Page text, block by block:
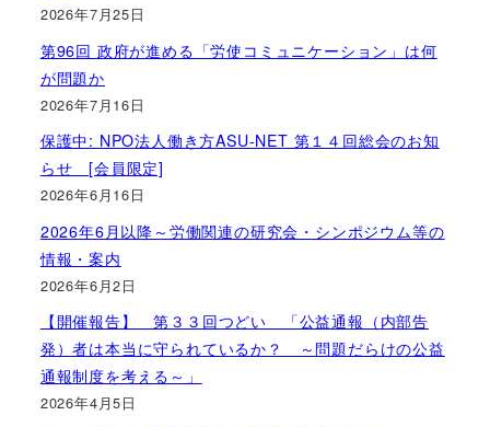
2026年7月25日
第96回 政府が進める「労使コミュニケーション」は何
が問題か
2026年7月16日
保護中: NPO法人働き方ASU-NET 第１４回総会のお知
らせ [会員限定]
2026年6月16日
2026年6月以降～労働関連の研究会・シンポジウム等の
情報・案内
2026年6月2日
【開催報告】 第３３回つどい 「公益通報（内部告
発）者は本当に守られているか？ ～問題だらけの公益
通報制度を考える～」
2026年4月5日